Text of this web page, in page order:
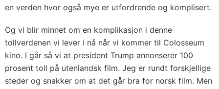
en verden hvor også mye er utfordrende og komplisert.
Og vi blir minnet om en komplikasjon i denne
tollverdenen vi lever i nå når vi kommer til Colosseum
kino. I går så vi at president Trump annonserer 100
prosent toll på utenlandsk film. Jeg er rundt forskjellige
steder og snakker om at det går bra for norsk film. Men